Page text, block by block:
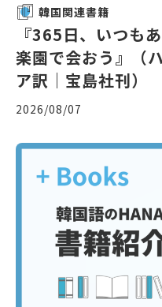
韓国関連書籍
『365日、いつも
楽園で会おう』（
ア訳｜宝島社刊）
2026/08/07